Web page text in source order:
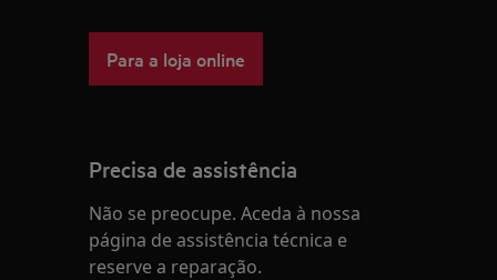
Para a loja online
Precisa de assistência
Não se preocupe. Aceda à nossa
página de assistência técnica e
reserve a reparação.